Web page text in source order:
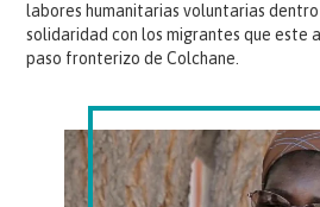
labores humanitarias voluntarias
solidaridad con los migrantes que este
paso fronterizo de Colchane.